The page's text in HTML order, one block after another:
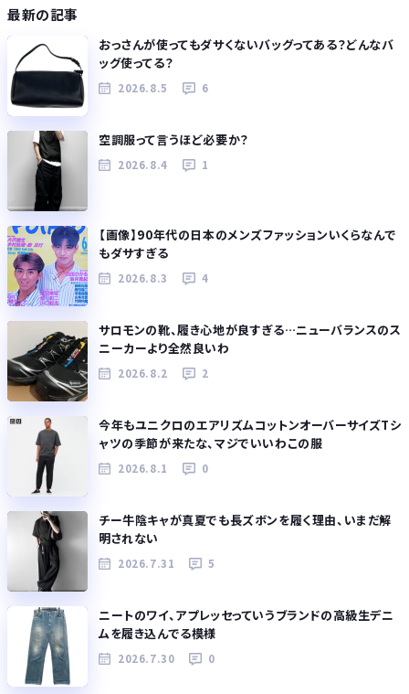
最新の記事
おっさんが使ってもダサくないバッグってある？どんなバ
ッグ使ってる？
2026.8.5 6
空調服って言うほど必要か？
2026.8.4 1
【画像】90年代の日本のメンズファッションいくらなんで
もダサすぎる
2026.8.3 4
サロモンの靴、履き心地が良すぎる…ニューバランスのス
ニーカーより全然良いわ
2026.8.2 2
今年もユニクロのエアリズムコットンオーバーサイズTシ
ャツの季節が来たな、マジでいいわこの服
2026.8.1 0
チー牛陰キャが真夏でも長ズボンを履く理由、いまだ解
明されない
2026.7.31 5
ニートのワイ、アプレッセっていうブランドの高級生デニ
ムを履き込んでる模様
2026.7.30 0